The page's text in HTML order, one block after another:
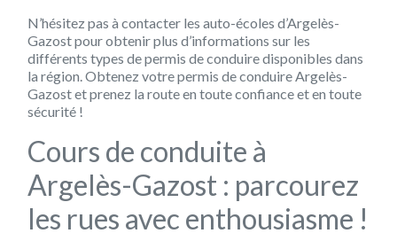
N’hésitez pas à contacter les auto-écoles d’Argelès-
Gazost pour obtenir plus d’informations sur les
différents types de permis de conduire disponibles dans
la région. Obtenez votre permis de conduire Argelès-
Gazost et prenez la route en toute confiance et en toute
sécurité !
Cours de conduite à
Argelès-Gazost : parcourez
les rues avec enthousiasme !